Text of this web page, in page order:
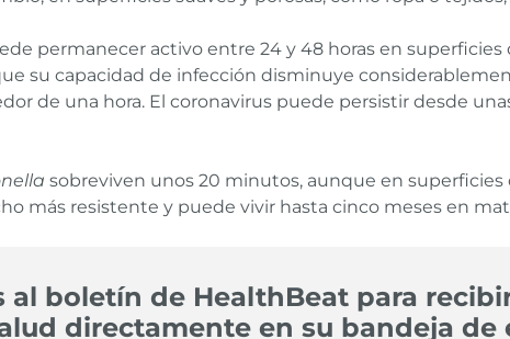
permanecer activo entre 24 y 48 horas en superficies
su capacidad de infección disminuye
de una hora. El coronavirus puede persistir desde
sobreviven unos 20 minutos, aunque en superficies
más resistente y puede vivir hasta cinco meses en
al boletín de HealthBeat para
directamente en su bandeja de